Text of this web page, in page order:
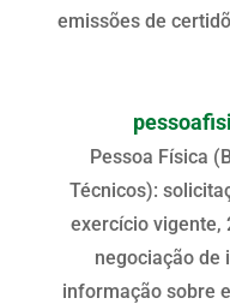
emissões de
Pessoa Física
Técnicos):
exercício vigente,
negociação de
informação sobre